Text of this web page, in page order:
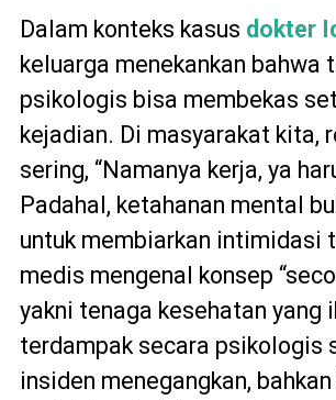
Dalam konteks kasus dokter
keluarga menekankan bahwa
psikologis bisa membekas
kejadian. Di masyarakat kita,
sering, “Namanya kerja, ya
Padahal, ketahanan mental
untuk membiarkan intimidasi
medis mengenal konsep
yakni tenaga kesehatan yang
terdampak secara psikologis
insiden menegangkan,